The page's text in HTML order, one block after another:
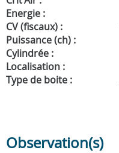
Energie :
CV (fiscaux) :
Puissance (ch) :
Cylindrée :
Localisation :
Type de boite :
Observation(s)